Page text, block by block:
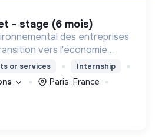
- stage (6 mois)
des entreprises
vers l'économie
or services Internship
Paris, France